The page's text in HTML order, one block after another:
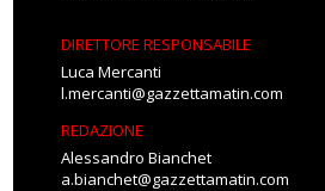
DIRETTORE RESPONSABILE
Luca Mercanti
l.mercanti@gazzettamatin.com
REDAZIONE
Alessandro Bianchet
a.bianchet@gazzettamatin.com